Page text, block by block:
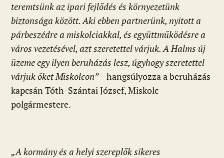
teremtsünk az ipari fejlődés és környezetünk
biztonsága között. Aki ebben partnerünk, nyitott a
párbeszédre a miskolciakkal, és együttműködésre a
város vezetésével, azt szeretettel várjuk. A Halms új
üzeme egy ilyen beruházás lesz, úgyhogy szeretettel
várjuk őket Miskolcon” –hangsúlyozza a beruházás
kapcsán Tóth-Szántai József, Miskolc
polgármestere.
„A kormány és a helyi szereplők sikeres